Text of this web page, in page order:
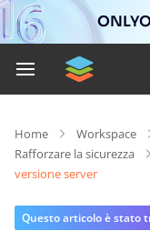
Home Workspace
Rafforzare la sicurezza
versione server
Questo articolo è stato